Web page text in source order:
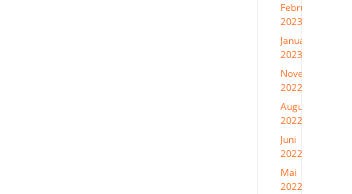
Februar
2023
Januar
2023
November
2022
August
2022
Juni
2022
Mai
2022